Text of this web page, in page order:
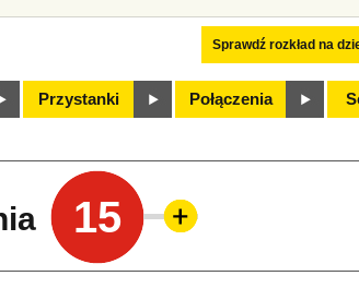
Sprawdź rozkład na
Przystanki Połączenia
15